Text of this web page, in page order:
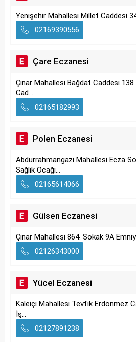
Yenişehir Mahallesi Millet Caddesi
02169390556
Çare Eczanesi
Çınar Mahallesi Bağdat Caddesi 138
Cad....
02165182993
Polen Eczanesi
Abdurrahmangazi Mahallesi Ecza
Sağlık Ocağı...
02165614066
Gülsen Eczanesi
Çınar Mahallesi 864. Sokak 9A
02126343000
Yücel Eczanesi
Kaleiçi Mahallesi Tevfik Erdönmez
İş...
02127891238